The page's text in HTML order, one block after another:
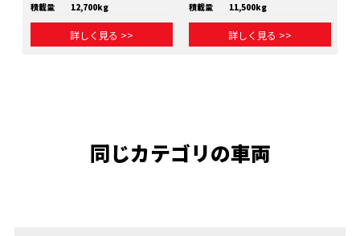
積載量
12,700kg
詳しく見る >>
積載量
11,500kg
詳しく見る >>
同じカテゴリの車両